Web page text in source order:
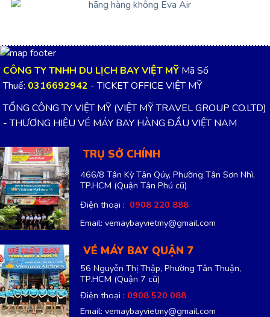
CÔNG TY TNHH DU LỊCH BAY VIỆT MỸ Mã Số
Thuế: 0316692942 - TICKET OFFICE VIỆT MỸ
TỔNG CÔNG TY VIỆT MỸ (VIỆT MỸ TRAVEL GROUP CO.LTD)
- THƯƠNG HIỆU VÉ MÁY BAY HÀNG ĐẦU VIỆT NAM
TRỤ SỞ CHÍNH
466/8 Tân Kỳ Tân Qúy, Phường Tân Sơn Nhì,
TP.HCM (Quận Tân Phú cũ)
Điện thoại : 0908 220 888
Email: vemaybayvietmy@gmail.com
VÉ MÁY BAY QUẬN 7
56 Nguyễn Thị Thập, Phường Tân Thuận,
TP.HCM (Quận 7 cũ)
Điện thoại : 0908 520 088
Email: vemaybayvietmy@gmail.com